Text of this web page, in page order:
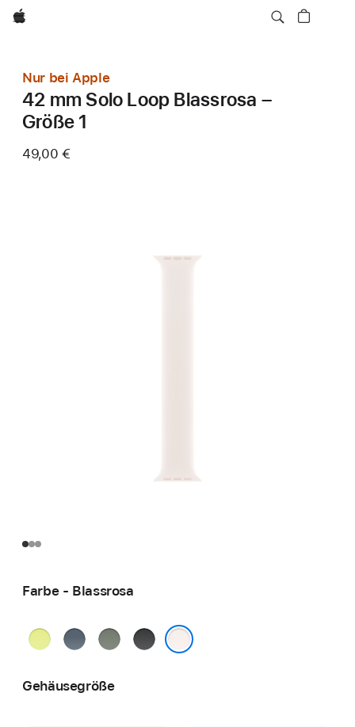
Apple
Nur bei Apple
42 mm Solo Loop Blassrosa –
Größe 1
49,00 €
Farbe - Blassrosa
NeongelbMaritimblauGrüngrauSchwarz
Gehäusegröße